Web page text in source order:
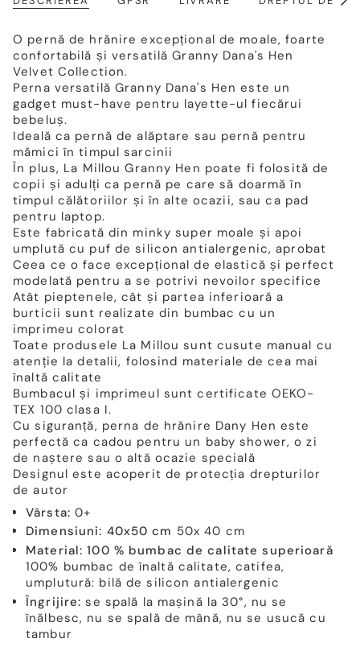
O pernă de hrănire excepțional de moale, foarte
confortabilă și versatilă Granny Dana's Hen
Velvet Collection.
Perna versatilă Granny Dana's Hen este un
gadget must-have pentru layette-ul fiecărui
bebeluș.
Ideală ca pernă de alăptare sau pernă pentru
mămici în timpul sarcinii
În plus, La Millou Granny Hen poate fi folosită de
copii și adulți ca pernă pe care să doarmă în
timpul călătoriilor și în alte ocazii, sau ca pad
pentru laptop.
Este fabricată din minky super moale și apoi
umplută cu puf de silicon antialergenic, aprobat
Ceea ce o face excepțional de elastică și perfect
modelată pentru a se potrivi nevoilor specifice
Atât pieptenele, cât și partea inferioară a
burticii sunt realizate din bumbac cu un
imprimeu colorat
Toate produsele La Millou sunt cusute manual cu
atenție la detalii, folosind materiale de cea mai
înaltă calitate
Bumbacul și imprimeul sunt certificate OEKO-
TEX 100 clasa I.
Cu siguranță, perna de hrănire Dany Hen este
perfectă ca cadou pentru un baby shower, o zi
de naștere sau o altă ocazie specială
Designul este acoperit de protecția drepturilor
de autor
Vârsta: 0+
Dimensiuni: 40x50 cm 50x 40 cm
Material: 100 % bumbac de calitate superioară
100% bumbac de înaltă calitate, catifea,
umplutură: bilă de silicon antialergenic
Îngrijire: se spală la mașină la 30°, nu se
înălbesc, nu se spală de mână, nu se usucă cu
tambur